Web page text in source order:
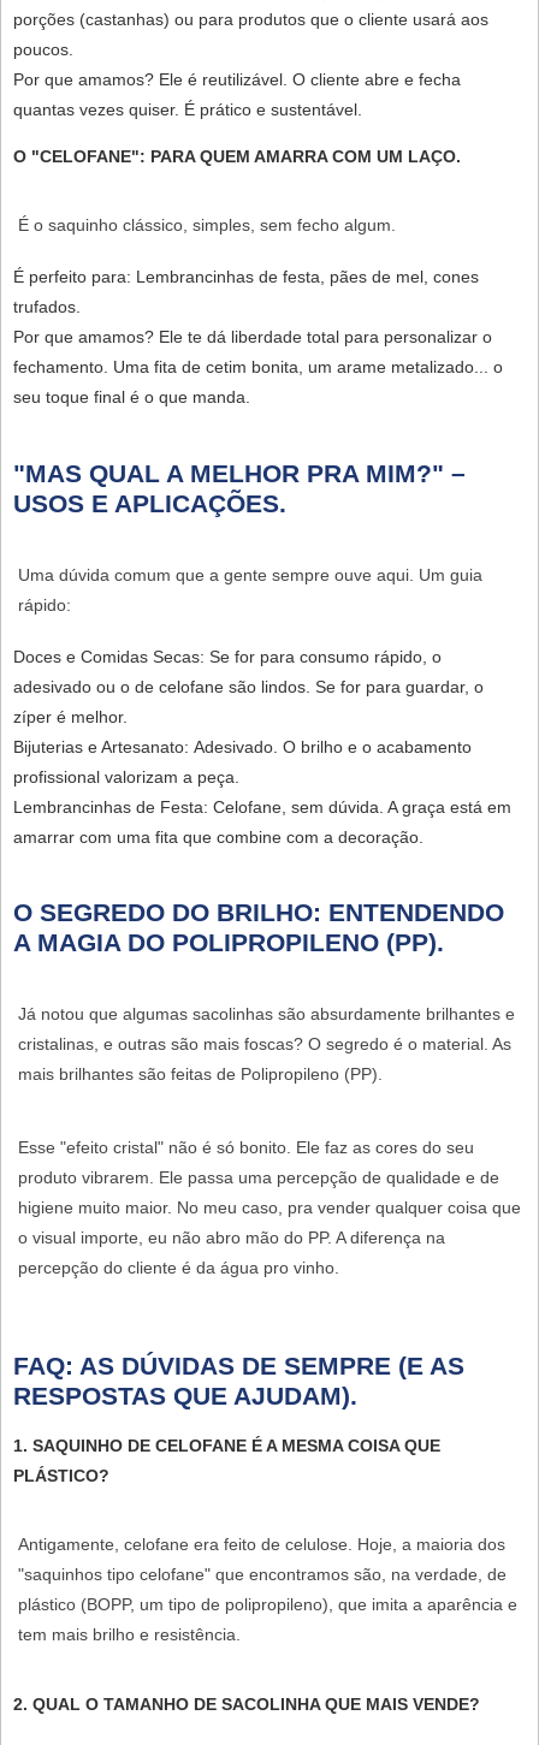
porções (castanhas) ou para produtos que o cliente usará aos
poucos.
Por que amamos? Ele é reutilizável . O cliente abre e fecha
quantas vezes quiser. É prático e sustentável.
O "CELOFANE": PARA QUEM AMARRA COM UM LAÇO.
É o saquinho clássico, simples, sem fecho algum.
É perfeito para: Lembrancinhas de festa, pães de mel, cones
trufados.
Por que amamos? Ele te dá liberdade total para personalizar o
fechamento. Uma fita de cetim bonita, um arame metalizado... o
seu toque final é o que manda.
"MAS QUAL A MELHOR PRA MIM?" –
USOS E APLICAÇÕES.
Uma dúvida comum que a gente sempre ouve aqui. Um guia
rápido:
Doces e Comidas Secas: Se for para consumo rápido, o
adesivado ou o de celofane são lindos. Se for para guardar, o
zíper é melhor.
Bijuterias e Artesanato: Adesivado . O brilho e o acabamento
profissional valorizam a peça.
Lembrancinhas de Festa: Celofane , sem dúvida. A graça está em
amarrar com uma fita que combine com a decoração.
O SEGREDO DO BRILHO: ENTENDENDO
A MAGIA DO POLIPROPILENO (PP).
Já notou que algumas sacolinhas são absurdamente brilhantes e
cristalinas, e outras são mais foscas? O segredo é o material. As
mais brilhantes são feitas de Polipropileno (PP).
Esse "efeito cristal" não é só bonito. Ele faz as cores do seu
produto vibrarem. Ele passa uma percepção de qualidade e de
higiene muito maior. No meu caso, pra vender qualquer coisa que
o visual importe, eu não abro mão do PP. A diferença na
percepção do cliente é da água pro vinho.
FAQ: AS DÚVIDAS DE SEMPRE (E AS
RESPOSTAS QUE AJUDAM).
1. SAQUINHO DE CELOFANE É A MESMA COISA QUE
PLÁSTICO?
Antigamente, celofane era feito de celulose. Hoje, a maioria dos
"saquinhos tipo celofane" que encontramos são, na verdade, de
plástico (BOPP, um tipo de polipropileno), que imita a aparência e
tem mais brilho e resistência.
2. QUAL O TAMANHO DE SACOLINHA QUE MAIS VENDE?